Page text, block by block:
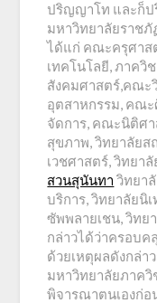
ปริญญาโท และก็ป
มหาวิทยาลัยราช
ได้แก่ คณะครุศาส
เทคโนโลยี, ภาควิ
สังคมศาสตร์,คณะ
อุตสาหกรรม, คณ
จัดการ, คณะนิติศ
สุขภาพ, วิทยาลัยส
เวชศาสตร์, วิทยา
สวนสุนันทา วิทยา
บริการ, วิทยาลัยนิ
ซัพพลายเชน, วิทย
กล่าวได้ว่าครอบ
ด้วยเหตุผลดังกล่า
มหาวิทยาลัยภาค
พิจารณาตนเองก่อ